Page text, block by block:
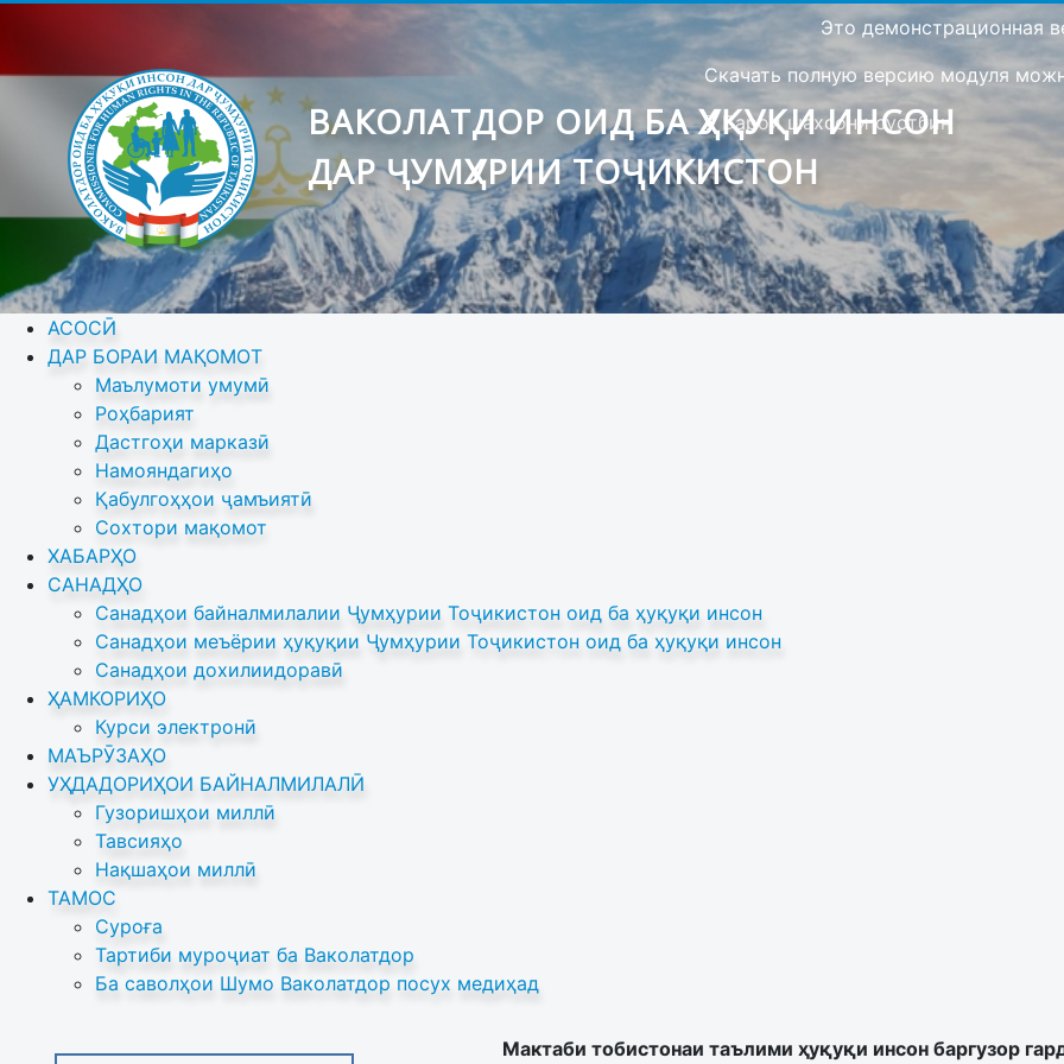
Это демонстрационная
Скачать полную версию модуля
Барои шахсони сустбин
ВАКОЛАТДОР ОИД БА ҲУҚУҚИ ИНСОН
ДАР ҶУМҲУРИИ ТОҶИКИСТОН
АСОСӢ
ДАР БОРАИ МАҚОМОТ
Маълумоти умумӣ
Роҳбарият
Дастгоҳи марказӣ
Намояндагиҳо
Қабулгоҳҳои ҷамъиятӣ
Сохтори мақомот
ХАБАРҲО
САНАДҲО
Санадҳои байналмилалии Ҷумҳурии Тоҷикистон оид ба ҳуқуқи инсон
Санадҳои меъёрии ҳуқуқии Ҷумҳурии Тоҷикистон оид ба ҳуқуқи инсон
Санадҳои дохилиидоравӣ
ҲАМКОРИҲО
Курси электронӣ
МАЪРӮЗАҲО
УҲДАДОРИҲОИ БАЙНАЛМИЛАЛӢ
Гузоришҳои миллӣ
Тавсияҳо
Нақшаҳои миллӣ
ТАМОС
Суроға
Тартиби муроҷиат ба Ваколатдор
Ба саволҳои Шумо Ваколатдор посух медиҳад
Мактаби тобистонаи таълими ҳуқуқи инсон баргузор